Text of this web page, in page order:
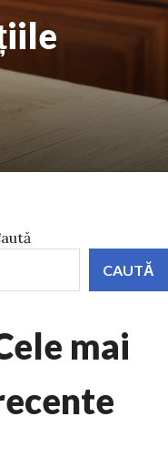
CAUTĂ
mai